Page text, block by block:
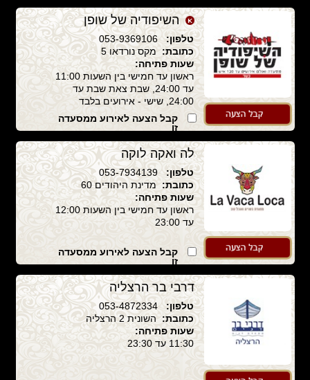
השיפודיה של שופן
טלפון:053-9369106
כתובת: מקס נורדאו 5
שעות פתיחה:
ראשון עד חמישי בין השעות 11:00
עד 24:00, שבת צאת שבת עד
24:00, שישי - אירועים בלבד
קבל הצעה לאירוע ממסעדה
זו
לה ואקה לוקה
טלפון:053-7934139
כתובת: מדינת היהודים 60
שעות פתיחה:
ראשון עד חמישי בין השעות 12:00
עד 23:00
קבל הצעה לאירוע ממסעדה
זו
דרבי בר הרצליה
טלפון:053-4872334
כתובת: השונית 2 הרצליה
שעות פתיחה:
11:30 עד 23:30